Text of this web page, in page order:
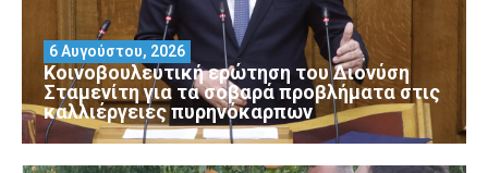
Κοινοβουλευτική ερώτηση του Διονύση
Σταμενίτη για τα σοβαρά προβλήματα στις
καλλιέργειες πυρηνόκαρπων
6 Αυγούστου, 2026